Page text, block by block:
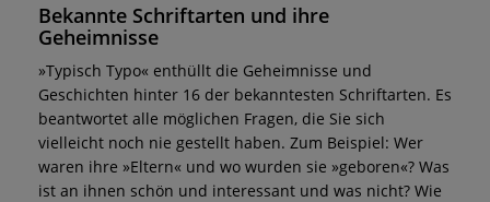
Bekannte Schriftarten und ihre
Geheimnisse
»Typisch Typo« enthüllt die Geheimnisse und
Geschichten hinter 16 der bekanntesten Schriftarten. Es
beantwortet alle möglichen Fragen, die Sie sich
vielleicht noch nie gestellt haben. Zum Beispiel: Wer
waren ihre »Eltern« und wo wurden sie »geboren«? Was
ist an ihnen schön und interessant und was nicht? Wie